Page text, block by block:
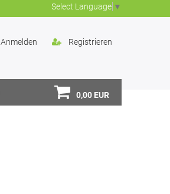
Select Language ▼
Anmelden Registrieren
0,00 EUR